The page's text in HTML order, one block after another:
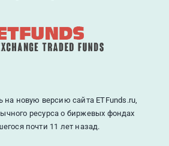
на новую версию сайта ETFunds.ru,
ресурса о биржевых фондах
почти 11 лет назад.